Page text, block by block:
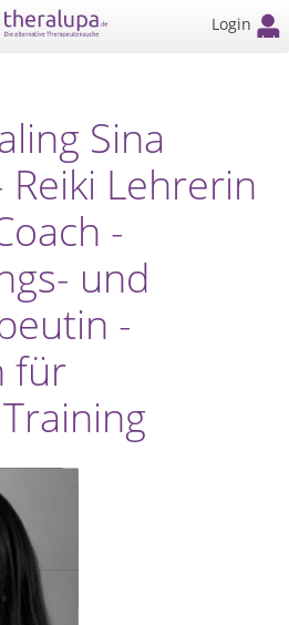
Login
Sina
Lehrerin
-
und
-
für